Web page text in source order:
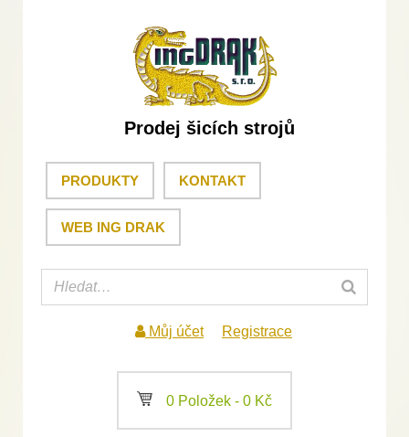
Prodej šicích strojů
PRODUKTY KONTAKT
WEB ING DRAK
Můj účet Registrace
a 0 Položek - 0 Kč